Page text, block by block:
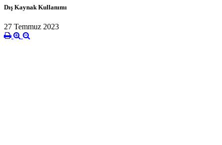
Dış Kaynak Kullanımı
27 Temmuz 2023